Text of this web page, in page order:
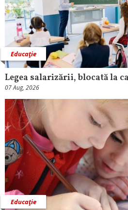
Educaţie
Legea salarizării, blocată la
07 Aug, 2026
Educaţie